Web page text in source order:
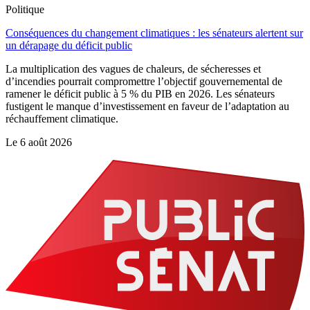
Politique
Conséquences du changement climatiques : les sénateurs alertent sur
un dérapage du déficit public
La multiplication des vagues de chaleurs, de sécheresses et
d’incendies pourrait compromettre l’objectif gouvernemental de
ramener le déficit public à 5 % du PIB en 2026. Les sénateurs
fustigent le manque d’investissement en faveur de l’adaptation au
réchauffement climatique.
Le 6 août 2026